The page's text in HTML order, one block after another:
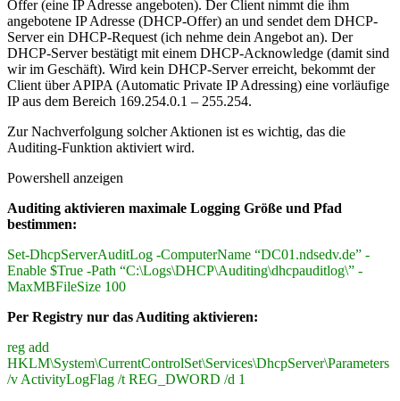
Offer (eine IP Adresse angeboten). Der Client nimmt die ihm
angebotene IP Adresse (DHCP-Offer) an und sendet dem DHCP-
Server ein DHCP-Request (ich nehme dein Angebot an). Der
DHCP-Server bestätigt mit einem DHCP-Acknowledge (damit sind
wir im Geschäft). Wird kein DHCP-Server erreicht, bekommt der
Client über APIPA (Automatic Private IP Adressing) eine vorläufige
IP aus dem Bereich 169.254.0.1 – 255.254.
Zur Nachverfolgung solcher Aktionen ist es wichtig, das die
Auditing-Funktion aktiviert wird.
Powershell anzeigen
Auditing aktivieren maximale Logging Größe und Pfad
bestimmen:
Set-DhcpServerAuditLog -ComputerName “DC01.ndsedv.de” -
Enable $True -Path “C:\Logs\DHCP\Auditing\dhcpauditlog\” -
MaxMBFileSize 100
Per Registry nur das Auditing aktivieren:
reg add
HKLM\System\CurrentControlSet\Services\DhcpServer\Parameters
/v ActivityLogFlag /t REG_DWORD /d 1